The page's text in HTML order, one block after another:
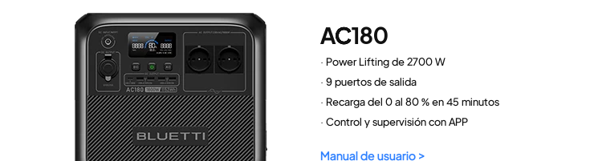
AC180
· Power Lifting de 2700 W
· 9 puertos de salida
· Recarga del 0 al 80 % en 45 minutos
· Control y supervisión con APP
Manual de usuario >